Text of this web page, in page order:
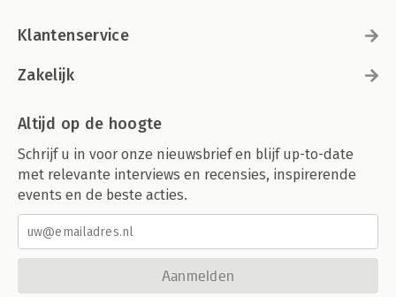
Klantenservice
Zakelijk
Altijd op de hoogte
Schrijf u in voor onze nieuwsbrief en blijf up-to-date
met relevante interviews en recensies, inspirerende
events en de beste acties.
Aanmelden